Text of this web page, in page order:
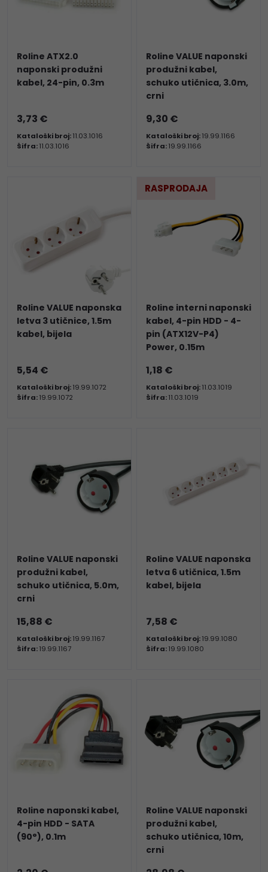
Roline ATX2.0
naponski produžni
kabel, 24-pin, 0.3m
3,73 €
Kataloški broj:11.03.1016
Šifra:11.03.1016
Roline VALUE naponski
produžni kabel,
schuko utičnica, 3.0m,
crni
9,30 €
Kataloški broj:19.99.1166
Šifra:19.99.1166
Roline VALUE naponska
letva 3 utičnice, 1.5m
kabel, bijela
5,54 €
Kataloški broj:19.99.1072
Šifra:19.99.1072
RASPRODAJA
Roline interni naponski
kabel, 4-pin HDD - 4-
pin (ATX12V-P4)
Power, 0.15m
1,18 €
Kataloški broj:11.03.1019
Šifra:11.03.1019
Roline VALUE naponski
produžni kabel,
schuko utičnica, 5.0m,
crni
15,88 €
Kataloški broj:19.99.1167
Šifra:19.99.1167
Roline VALUE naponska
letva 6 utičnica, 1.5m
kabel, bijela
7,58 €
Kataloški broj:19.99.1080
Šifra:19.99.1080
Roline naponski kabel,
4-pin HDD - SATA
(90°), 0.1m
Roline VALUE naponski
produžni kabel,
schuko utičnica, 10m,
crni